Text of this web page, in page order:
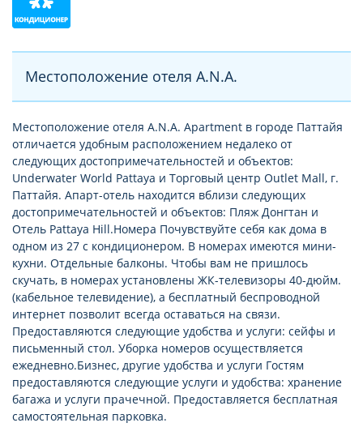
Местоположение отеля A.N.A.
Местоположение отеля A.N.A. Apartment в городе Паттайя
отличается удобным расположением недалеко от
следующих достопримечательностей и объектов:
Underwater World Pattaya и Торговый центр Outlet Mall, г.
Паттайя. Апарт-отель находится вблизи следующих
достопримечательностей и объектов: Пляж Донгтан и
Отель Pattaya Hill.Номера Почувствуйте себя как дома в
одном из 27 с кондиционером. В номерах имеются мини-
кухни. Отдельные балконы. Чтобы вам не пришлось
скучать, в номерах установлены ЖК-телевизоры 40-дюйм.
(кабельное телевидение), а бесплатный беспроводной
интернет позволит всегда оставаться на связи.
Предоставляются следующие удобства и услуги: сейфы и
письменный стол. Уборка номеров осуществляется
ежедневно.Бизнес, другие удобства и услуги Гостям
предоставляются следующие услуги и удобства: хранение
багажа и услуги прачечной. Предоставляется бесплатная
самостоятельная парковка.